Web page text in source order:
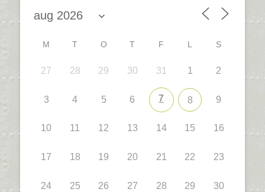
M T O T F L S
27 28 29 30 31 1 2
3 4 5 6 7 8 9
10 11 12 13 14 15 16
17 18 19 20 21 22 23
24 25 26 27 28 29 30